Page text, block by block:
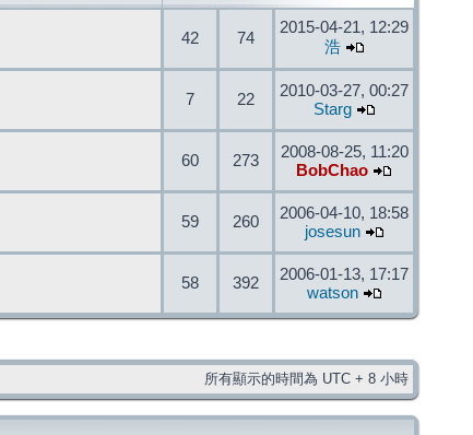
42 74
2015-04-21, 12:29
浩
7 22
2010-03-27, 00:27
Starg
60 273
2008-08-25, 11:20
BobChao
59 260
2006-04-10, 18:58
josesun
58 392
2006-01-13, 17:17
watson
所有顯示的時間為 UTC + 8 小時